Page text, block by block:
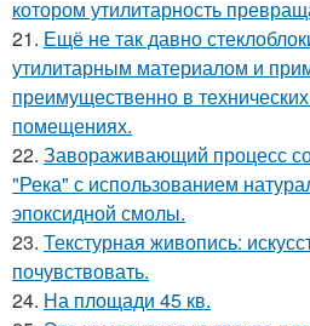
котором утилитарность
21. Ещё не так давно
утилитарным материалом и
преимущественно в
помещениях.
22. Завораживающий процесс
"Река" с использованием
эпоксидной смолы.
23. Текстурная живопись:
почувствовать.
24. На площади 45 кв.